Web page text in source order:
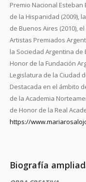
Premio Nacional Esteban
de la Hispanidad (2009),
de Buenos Aires (2010),
Artistas Premiados
la Sociedad Argentina de
Honor de la Fundación
Legislatura de la Ciudad
Destacada en el ámbito
de la Academia
de Honor de la Real
https://
Biografía